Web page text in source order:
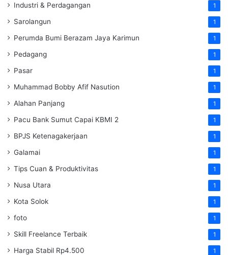
Industri & Perdagangan 1
Sarolangun 1
Perumda Bumi Berazam Jaya Karimun 1
Pedagang 1
Pasar 1
Muhammad Bobby Afif Nasution 1
Alahan Panjang 1
Pacu Bank Sumut Capai KBMI 2 1
BPJS Ketenagakerjaan 1
Galamai 1
Tips Cuan & Produktivitas 1
Nusa Utara 1
Kota Solok 1
foto 1
Skill Freelance Terbaik 1
Harga Stabil Rp4.500 1